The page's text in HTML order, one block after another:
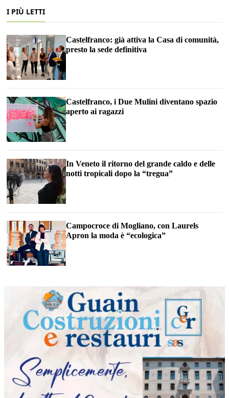
I PIÙ LETTI
Castelfranco: già attiva la Casa di comunità,
presto la sede definitiva
Castelfranco, i Due Mulini diventano spazio
aperto ai ragazzi
In Veneto il ritorno del grande caldo e delle
notti tropicali dopo la “tregua”
Campocroce di Mogliano, con Laurels
Apron la moda è “ecologica”